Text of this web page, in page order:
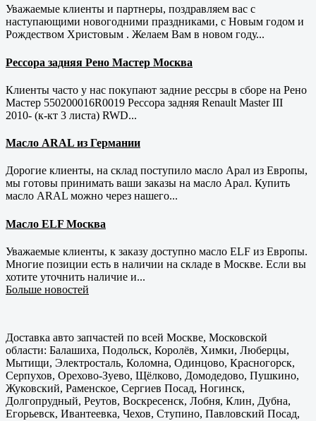
Уважаемые клиенты и партнеры, поздравляем вас с
наступающими новогодними праздниками, с Новым годом и
Рождеством Христовым . Желаем Вам в новом году...
Рессора задняя Рено Мастер Москва
Клиенты часто у нас покупают задние рессры в сборе на Рено
Мастер 550200016R0019 Рессора задняя Renault Master III
2010- (к-кт 3 листа) RWD...
Масло ARAL из Германии
Дорогие клиенты, на склад поступило масло Арал из Европы,
мы готовы принимать ваши заказы на масло Арал. Купить
масло ARAL можно через нашего...
Масло ELF Москва
Уважаемые клиенты, к заказу доступно масло ELF из Европы.
Многие позиции есть в наличии на складе в Москве. Если вы
хотите уточнить наличие и...
Больше новостей
Доставка авто запчастей по всей Москве, Московской
области: Балашиха, Подольск, Королёв, Химки, Люберцы,
Мытищи, Электросталь, Коломна, Одинцово, Красногорск,
Серпухов, Орехово-Зуево, Щёлково, Домодедово, Пушкино,
Жуковский, Раменское, Сергиев Посад, Ногинск,
Долгопрудный, Реутов, Воскресенск, Лобня, Клин, Дубна,
Егорьевск, Ивантеевка, Чехов, Ступино, Павловский Посад,